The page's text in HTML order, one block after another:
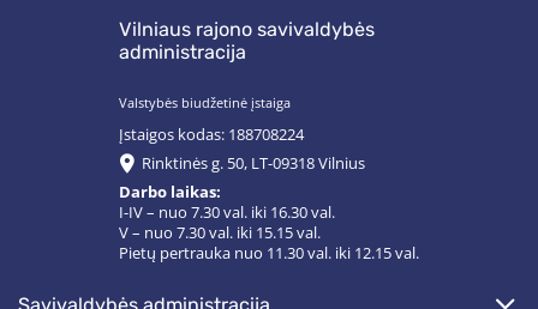
Vilniaus rajono savivaldybės
administracija
Valstybės biudžetinė įstaiga
Įstaigos kodas: 188708224
Rinktinės g. 50, LT-09318 Vilnius
Darbo laikas:
I-IV – nuo 7.30 val. iki 16.30 val.
V – nuo 7.30 val. iki 15.15 val.
Pietų pertrauka nuo 11.30 val. iki 12.15 val.